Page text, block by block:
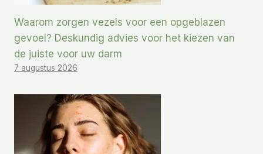
Waarom zorgen vezels voor een opgeblazen
gevoel? Deskundig advies voor het kiezen van
de juiste voor uw darm
7 augustus 2026